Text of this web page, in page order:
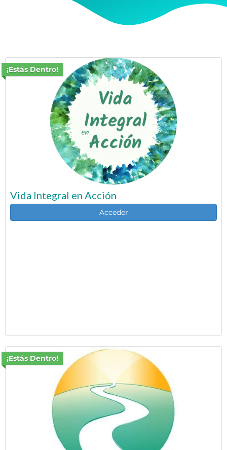
¡Estás Dentro!
Vida Integral en Acción
Acceder
¡Estás Dentro!